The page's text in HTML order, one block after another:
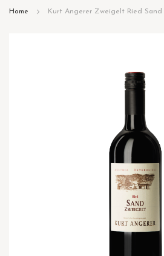
Home Kurt Angerer Zweigelt Ried Sand